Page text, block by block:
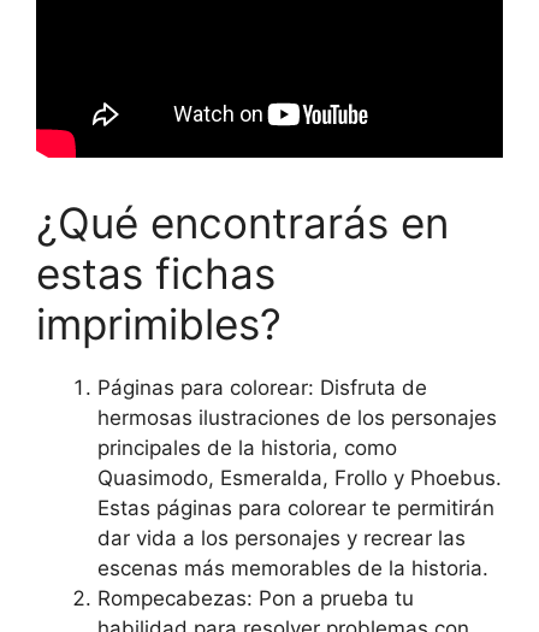
¿Qué encontrarás en
estas fichas
imprimibles?
Páginas para colorear: Disfruta de
hermosas ilustraciones de los personajes
principales de la historia, como
Quasimodo, Esmeralda, Frollo y Phoebus.
Estas páginas para colorear te permitirán
dar vida a los personajes y recrear las
escenas más memorables de la historia.
Rompecabezas: Pon a prueba tu